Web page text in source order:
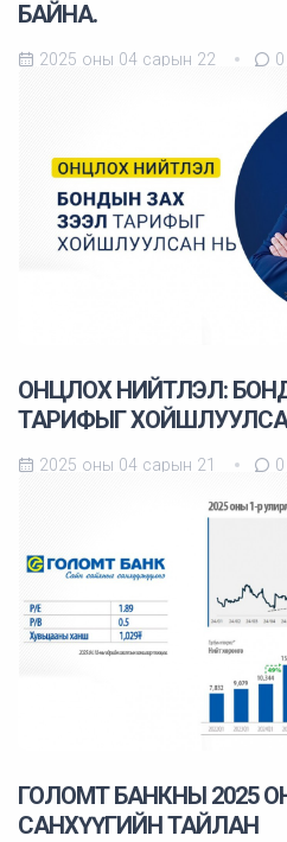
БАЙНА.
2025 оны 04 сарын 22 0
ОНЦЛОХ НИЙТЛЭЛ:
ТАРИФЫГ
2025 оны 04 сарын 21 0
ГОЛОМТ БАНКНЫ 2025
САНХҮҮГИЙН ТАЙЛАН